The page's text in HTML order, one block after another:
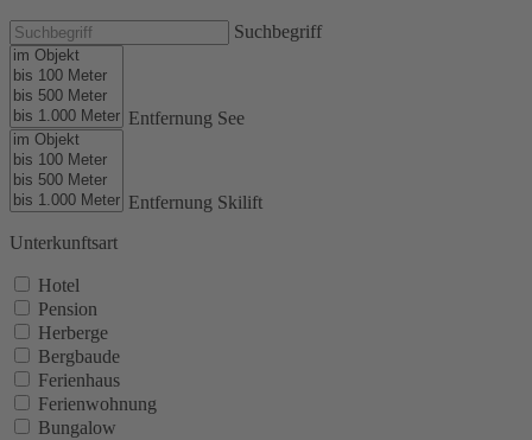
Suchbegriff
Entfernung See
Entfernung Skilift
Unterkunftsart
Hotel
Pension
Herberge
Bergbaude
Ferienhaus
Ferienwohnung
Bungalow